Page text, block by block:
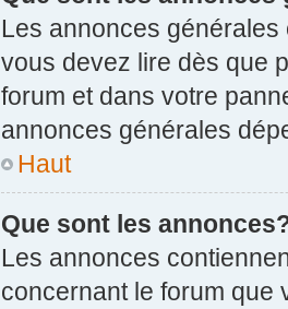
Les annonces
vous devez lire dès que
forum et dans votre
annonces générales
Haut
Que sont les
Les annonces
concernant le forum que